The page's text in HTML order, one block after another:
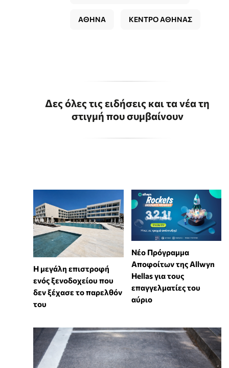
ΑΘΗΝΑ ΚΕΝΤΡΟ ΑΘΗΝΑΣ
Δες όλες τις ειδήσεις και τα νέα τη
στιγμή που συμβαίνουν
Η μεγάλη επιστροφή
ενός ξενοδοχείου που
δεν ξέχασε το παρελθόν
του
Νέο Πρόγραμμα
Αποφοίτων της Allwyn
Hellas για τους
επαγγελματίες του
αύριο